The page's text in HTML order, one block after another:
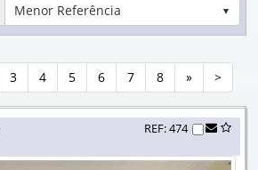
Menor Referência
3 4 5 6 7 8 » >
REF: 474